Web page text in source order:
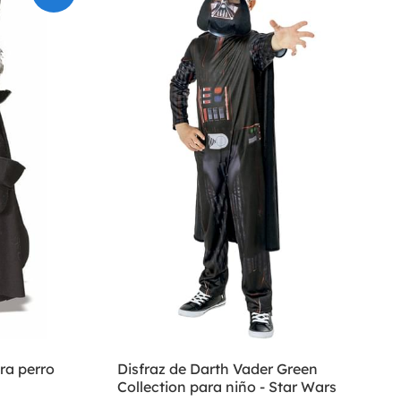
perro
Disfraz de Darth Vader Green
Collection para niño - Star Wars